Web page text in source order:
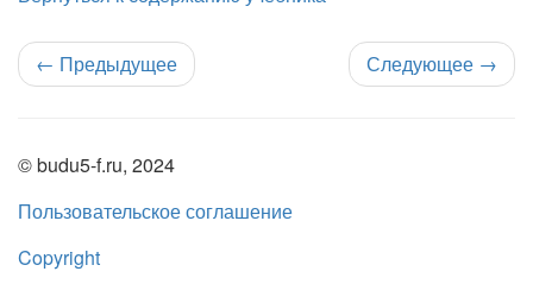
← Предыдущее Следующее →
© budu5-f.ru, 2024
Пользовательское соглашение
Copyright